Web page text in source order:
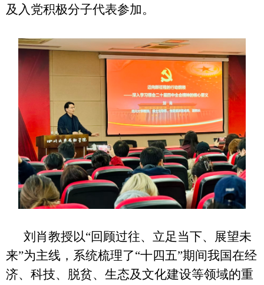
及入党积极分子代表参加。
刘肖教授以“回顾过往、立足当下、展望未
来”为主线，系统梳理了“十四五”期间我国在经
济、科技、脱贫、生态及文化建设等领域的重